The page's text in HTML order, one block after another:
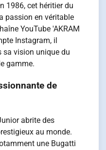
1986, cet héritier du
passion en véritable
YouTube 'AKRAM
Instagram, il
sa vision unique du
gamme.
de
abrite des
au monde.
une Bugatti